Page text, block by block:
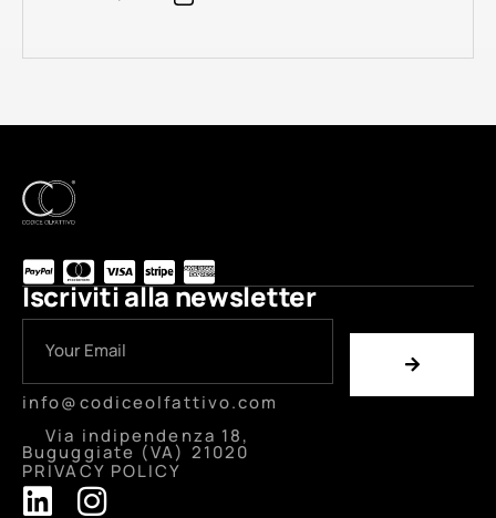
Iscriviti alla newsletter
info@codiceolfattivo.com
Via indipendenza 18,
Buguggiate (VA) 21020
PRIVACY POLICY